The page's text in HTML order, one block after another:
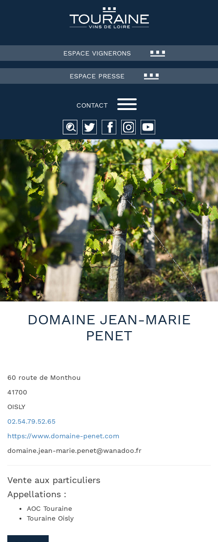
ESPACE VIGNERONS
ESPACE PRESSE
CONTACT
Recherche
pour :
DOMAINE JEAN-MARIE
PENET
60 route de Monthou
41700
OISLY
02.54.79.52.65
https://www.domaine-penet.com
domaine.jean-marie.penet@wanadoo.fr
Vente aux particuliers
Appellations :
AOC Touraine
Touraine Oisly